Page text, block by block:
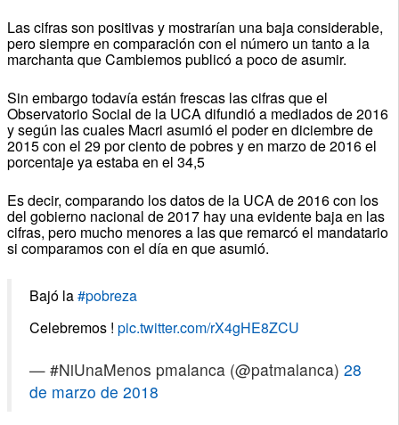
Las cifras son positivas y mostrarían una baja considerable,
pero siempre en comparación con el número un tanto a la
marchanta que Cambiemos publicó a poco de asumir.
Sin embargo todavía están frescas las cifras que el
Observatorio Social de la UCA difundió a mediados de 2016
y según las cuales Macri asumió el poder en diciembre de
2015 con el 29 por ciento de pobres y en marzo de 2016 el
porcentaje ya estaba en el 34,5
Es decir, comparando los datos de la UCA de 2016 con los
del gobierno nacional de 2017 hay una evidente baja en las
cifras, pero mucho menores a las que remarcó el mandatario
si comparamos con el día en que asumió.
Bajó la#pobreza
Celebremos ! pic.twitter.com/rX4gHE8ZCU
— #NiUnaMenos pmalanca (@patmalanca) 28
de marzo de 2018